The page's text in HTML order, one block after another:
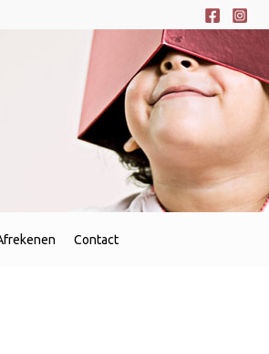
Contact